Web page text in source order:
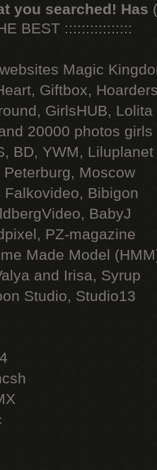
you searched! Has
BEST ::::::::::::::::
Magic
Giftbox,
GirlsHUB, Lolita
20000 photos
BD, YWM, Liluplanet
Moscow
Bibigon
BabyJ
PZ-magazine
Made Model
and Irisa, Syrup
Studio, Studio13